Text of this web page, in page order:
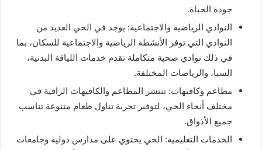
جودة الحياة.
النوادي الرياضية والاجتماعية: يوجد في الحي العديد من
النوادي التي توفر الأنشطة الرياضية والاجتماعية للسكان، بما
في ذلك نوادي صحية متكاملة تقدم خدمات اللياقة البدنية،
السبا، والرياضات المختلفة.
مطاعم وكافيهات: تنتشر المطاعم والكافيهات الراقية في
مختلف أنحاء الحي، لتوفير تجربة تناول طعام متنوعة تناسب
جميع الأذواق.
الخدمات التعليمية: الحي يحتوي على مدارس دولية وجامعات